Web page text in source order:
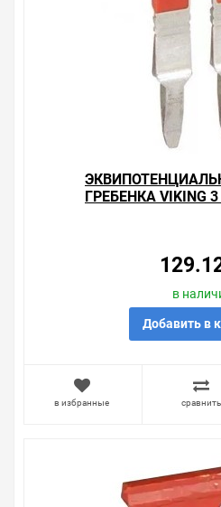
помочь, посоветовать,
из нашего ассортимента.
Свяжитесь с нами любым
наиболее удобен. С
ГРЕБЕНКА VIKING 3
в
Добавить в
в избранные сравнить